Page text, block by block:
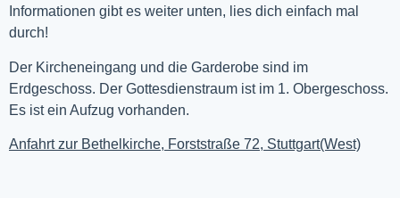
Informationen gibt es weiter unten, lies dich einfach mal
durch!
Der Kircheneingang und die Garderobe sind im
Erdgeschoss. Der Gottesdienstraum ist im 1. Obergeschoss.
Es ist ein Aufzug vorhanden.
Anfahrt zur Bethelkirche, Forststraße 72, Stuttgart(West)